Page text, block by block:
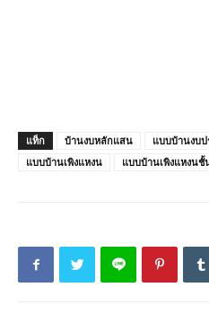
แท็ก บ้านงบหลักแสน แบบบ้านงบป
แบบบ้านเพิงแหงน
แบบบ้านเพิงแหงนชั้